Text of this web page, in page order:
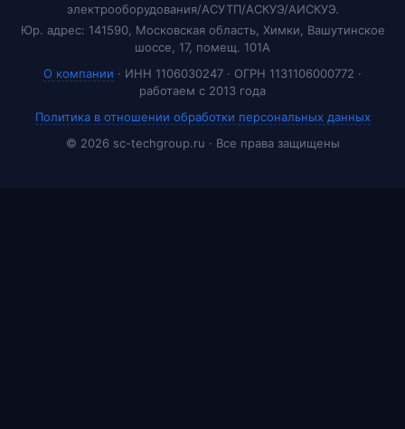
электрооборудования/АСУТП/АСКУЭ/АИСКУЭ.
Юр. адрес: 141590, Московская область, Химки, Вашутинское
шоссе, 17, помещ. 101А
О компании · ИНН 1106030247 · ОГРН 1131106000772 ·
работаем с 2013 года
Политика в отношении обработки персональных данных
© 2026 sc-techgroup.ru · Все права защищены